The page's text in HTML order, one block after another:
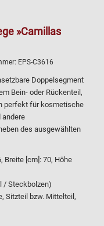
»Camillas
EPS-C3616
Doppelsegment
Bein- oder Rückenteil,
perfekt für kosmetische
andere
des ausgewählten
Breite [cm]: 70, Höhe
/ Steckbolzen)
Sitzteil bzw. Mittelteil,